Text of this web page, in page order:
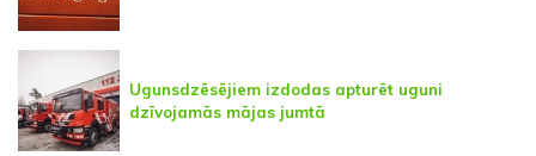
Ugunsdzēsējiem izdodas apturēt uguni
dzīvojamās mājas jumtā